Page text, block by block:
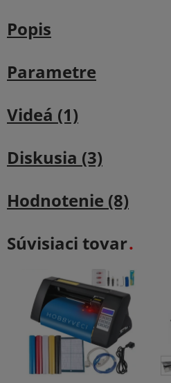
Popis
Parametre
Videá (1)
Diskusia (3)
Hodnotenie (8)
Súvisiaci tovar